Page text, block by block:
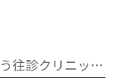
川島孝一郎先生と私（ももたろう往診クリニック開院15周年記念特別講演会）